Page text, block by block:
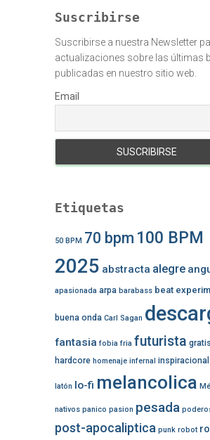
Suscribirse
Suscribirse a nuestra Newsletter
actualizaciones sobre las últimas
publicadas en nuestro sitio web.
Email
Etiquetas
50 BPM 70 bpm 100 BPM
2025 abstracta alegre
apasionada arpa barabass beat
buena onda Carl Sagan
fantasia fobia fria futurista gratis
hardcore homenaje infernal inspiracional
latón lo-fi melancolica
nativos panico pasion pesada
post-apocaliptica punk robot